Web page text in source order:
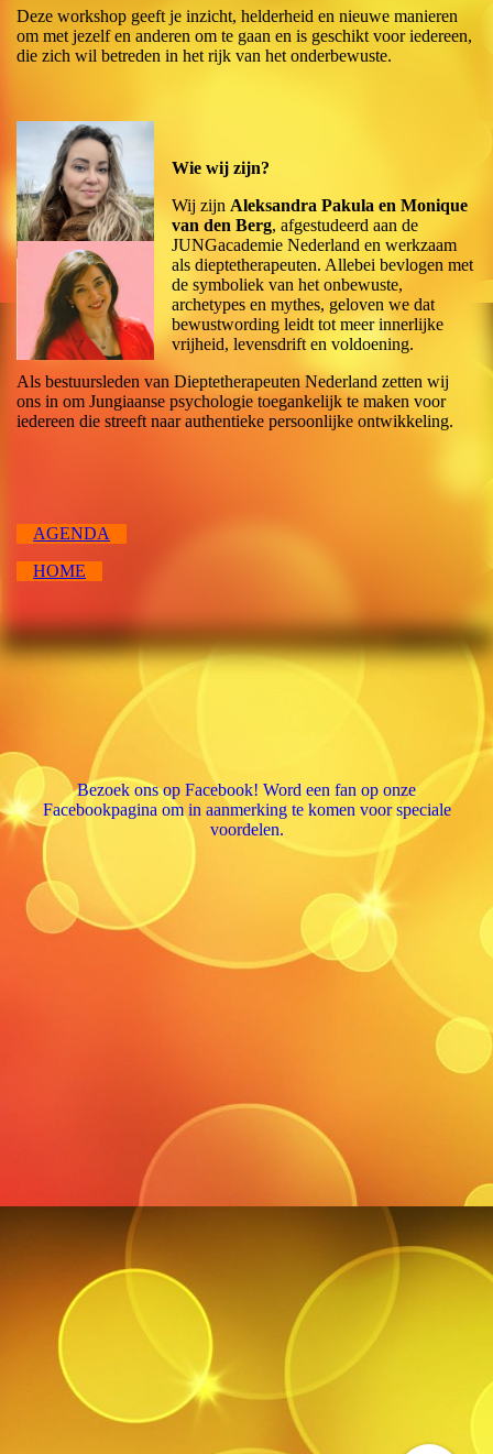
Deze workshop geeft je inzicht, helderheid en nieuwe manieren
om met jezelf en anderen om te gaan en is geschikt voor iedereen,
die zich wil betreden in het rijk van het onderbewuste.
Wie wij zijn?
Wij zijn Aleksandra Pakula en Monique
van den Berg, afgestudeerd aan de
JUNGacademie Nederland en werkzaam
als dieptetherapeuten. Allebei bevlogen met
de symboliek van het onbewuste,
archetypes en mythes, geloven we dat
bewustwording leidt tot meer innerlijke
vrijheid, levensdrift en voldoening.
Als bestuursleden van Dieptetherapeuten Nederland zetten wij
ons in om Jungiaanse psychologie toegankelijk te maken voor
iedereen die streeft naar authentieke persoonlijke ontwikkeling.
AGENDA
HOME
Bezoek ons op Facebook! Word een fan op onze
Facebookpagina om in aanmerking te komen voor speciale
voordelen.